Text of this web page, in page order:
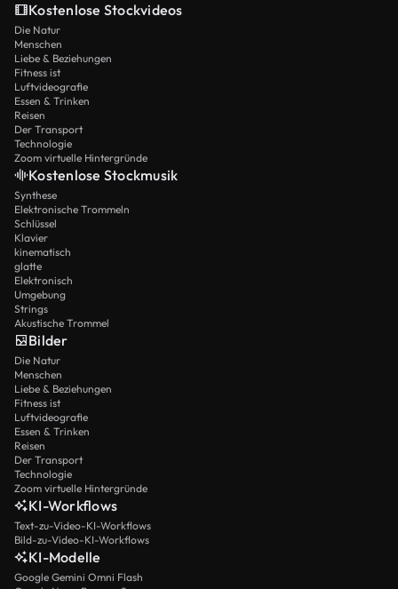
Kostenlose Stockvideos
Die Natur
Menschen
Liebe & Beziehungen
Fitness ist
Luftvideografie
Essen & Trinken
Reisen
Der Transport
Technologie
Zoom virtuelle Hintergründe
Kostenlose Stockmusik
Synthese
Elektronische Trommeln
Schlüssel
Klavier
kinematisch
glatte
Elektronisch
Umgebung
Strings
Akustische Trommel
Bilder
Die Natur
Menschen
Liebe & Beziehungen
Fitness ist
Luftvideografie
Essen & Trinken
Reisen
Der Transport
Technologie
Zoom virtuelle Hintergründe
KI-Workflows
Text-zu-Video-KI-Workflows
Bild-zu-Video-KI-Workflows
KI-Modelle
Google Gemini Omni Flash